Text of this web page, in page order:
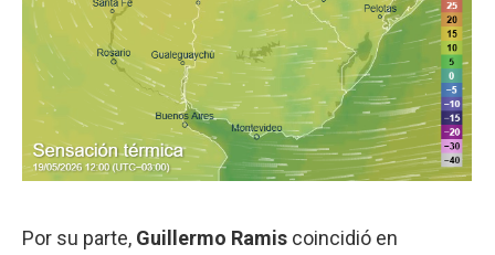
Por su parte, Guillermo Ramis coincidió en